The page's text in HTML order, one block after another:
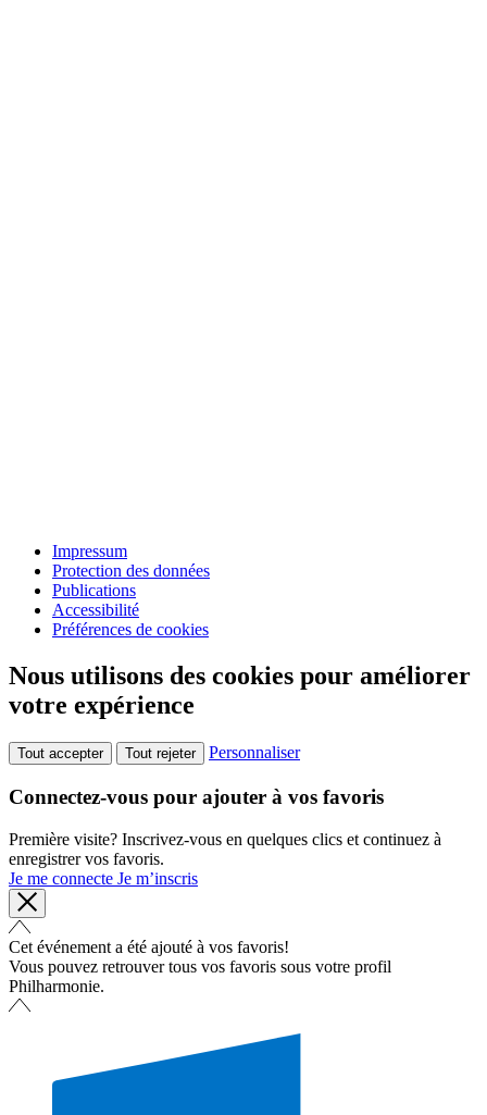
Impressum
Protection des données
Publications
Accessibilité
Préférences de cookies
Nous utilisons des cookies pour améliorer
votre expérience
Tout accepter Tout rejeter Personnaliser
Connectez-vous pour ajouter à vos favoris
Première visite? Inscrivez-vous en quelques clics et continuez à
enregistrer vos favoris.
Je me connecte Je m’inscris
Cet événement a été ajouté à vos favoris!
Vous pouvez retrouver tous vos favoris sous votre profil
Philharmonie.